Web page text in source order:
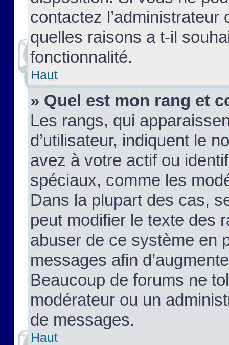
contactez
quelles raisons a t-il
fonctionnalité.
Haut
» Quel est mon rang et
Les rangs, qui
d’utilisateur, indiquent le
avez à votre actif ou
spéciaux, comme les
Dans la plupart des cas,
peut modifier le texte des
abuser de ce système en
messages afin
Beaucoup de forums ne
modérateur ou un
de messages.
Haut